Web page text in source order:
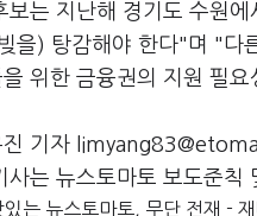
보는 지난해 경기도 수원
을) 탕감해야 한다"며 "다
을 위한 금융권의 지원 필요
진 기자
사는 뉴스토마토 보도준칙
는 뉴스토마토, 무단 전재 - 재